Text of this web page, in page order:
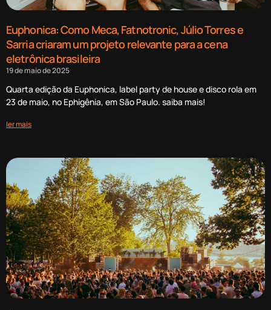
Euphonica: Como Meca, Fatnotronic, Júlio Torres e
Sarria criaram um projeto relevante para a cena
eletrônica brasileira
19 de maio de 2025
Quarta edição da Euphonica, label party de house e disco rola em
23 de maio, no Ephigênia, em São Paulo. saiba mais!
ler mais